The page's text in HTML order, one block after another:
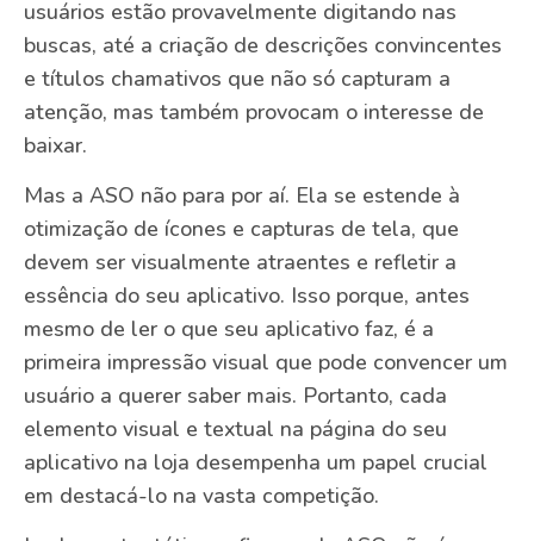
usuários estão provavelmente digitando nas
buscas, até a criação de descrições convincentes
e títulos chamativos que não só capturam a
atenção, mas também provocam o interesse de
baixar.
Mas a ASO não para por aí. Ela se estende à
otimização de ícones e capturas de tela, que
devem ser visualmente atraentes e refletir a
essência do seu aplicativo. Isso porque, antes
mesmo de ler o que seu aplicativo faz, é a
primeira impressão visual que pode convencer um
usuário a querer saber mais. Portanto, cada
elemento visual e textual na página do seu
aplicativo na loja desempenha um papel crucial
em destacá-lo na vasta competição.